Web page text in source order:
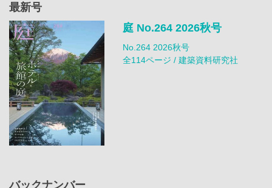
最新号
庭 No.264 2026秋号
No.264 2026秋号
全114ページ / 建築資料研究社
バックナンバー